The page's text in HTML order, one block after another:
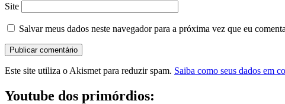
Site
Salvar meus dados neste navegador para a próxima vez que eu
Este site utiliza o Akismet para reduzir spam. Saiba como seus dados em
Youtube dos primórdios: